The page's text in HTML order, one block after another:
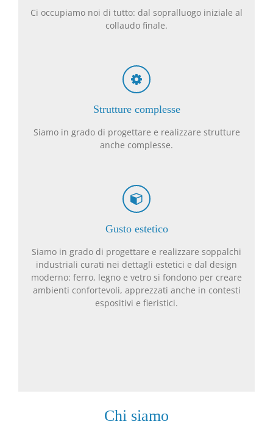
Ci occupiamo noi di tutto: dal sopralluogo iniziale al
collaudo finale.
Strutture complesse
Siamo in grado di progettare e realizzare strutture
anche complesse.
Gusto estetico
Siamo in grado di progettare e realizzare soppalchi
industriali curati nei dettagli estetici e dal design
moderno: ferro, legno e vetro si fondono per creare
ambienti confortevoli, apprezzati anche in contesti
espositivi e fieristici.
Chi siamo